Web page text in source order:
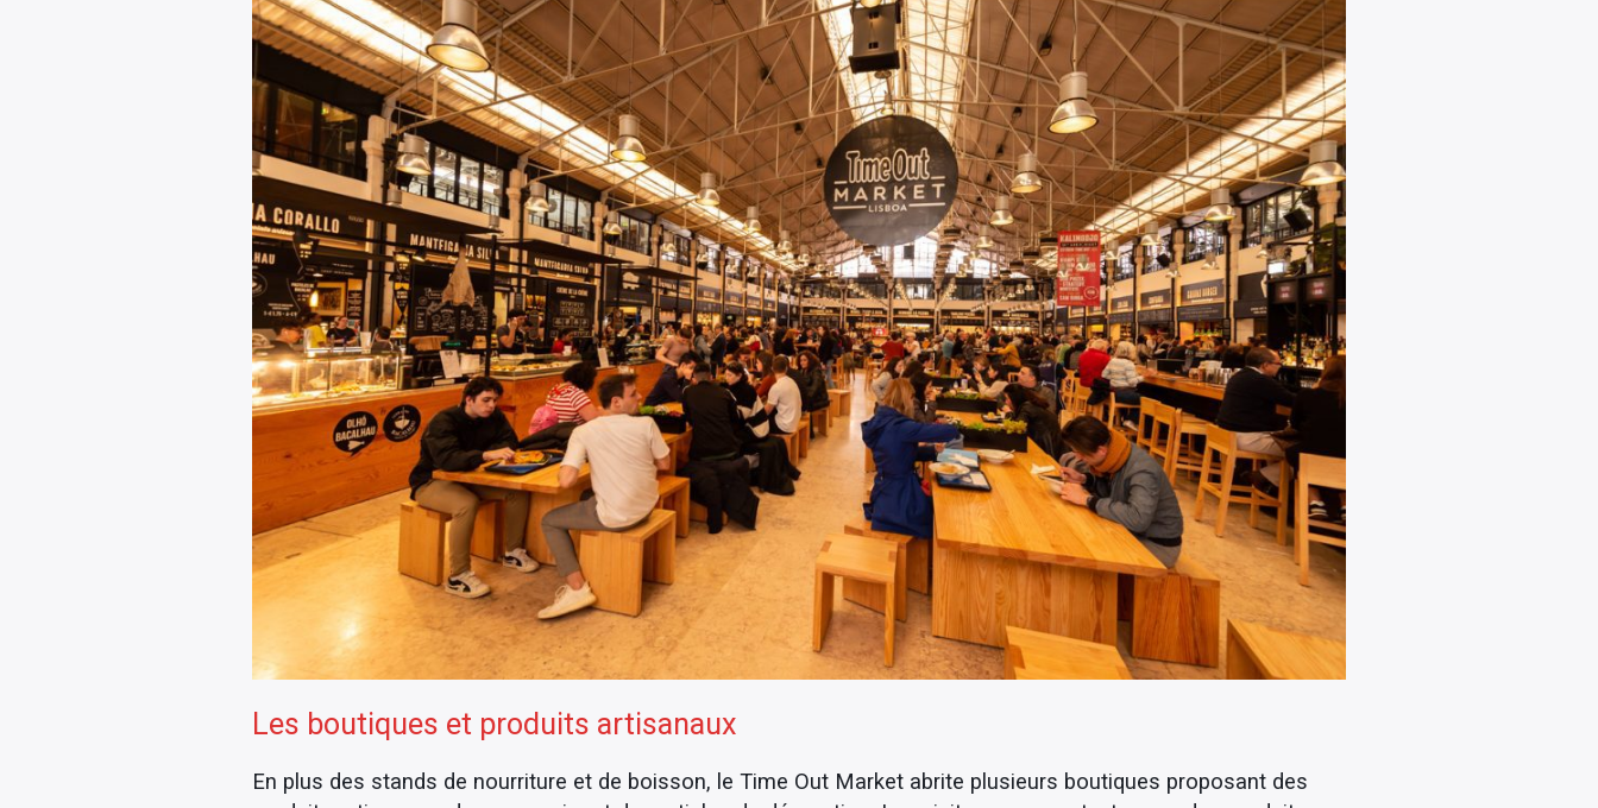
Les boutiques et produits artisanaux
En plus des stands de nourriture et de boisson, le Time Out Market abrite plusieurs boutiques proposant des